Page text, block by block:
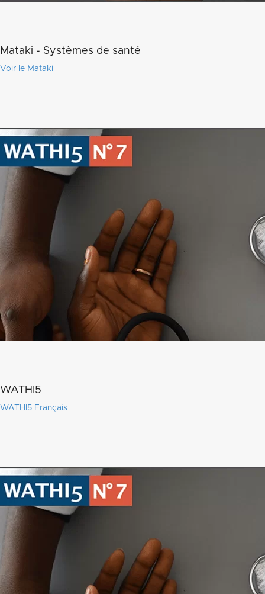
Mataki - Systèmes de santé
Voir le Mataki
WATHI5
WATHI5 Français